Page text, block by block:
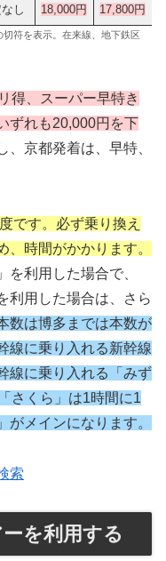
し 18,000円 17,800円
符を表示。在来線、地下鉄区
得、スーパー早特き
ずれも20,000円を下
、京都発着は、早特、
です。必ず乗り換え
時間がかかります。
を利用した場合で、
利用した場合は、さら
数は博多までは本数が
線に乗り入れる新幹線
線に乗り入れる「みず
さくら」は1時間に1
メインになります。
索
を利用する